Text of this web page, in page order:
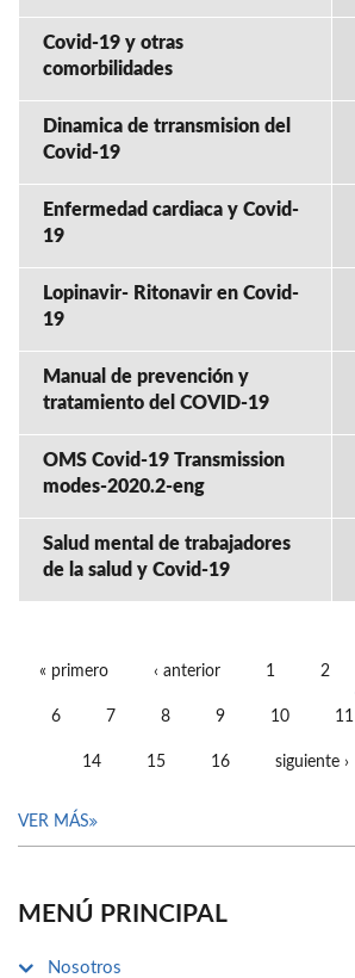
Covid-19 y otras
comorbilidades
Dinamica de trransmision del
Covid-19
Enfermedad cardiaca y Covid-
19
Lopinavir- Ritonavir en Covid-
19
Manual de prevención y
tratamiento del COVID-19
OMS Covid-19 Transmission
modes-2020.2-eng
Salud mental de trabajadores
de la salud y Covid-19
« primero ‹ anterior 1 2
6 7 8 9 10 11
14 15 16 siguiente ›
VER MÁS
MENÚ PRINCIPAL
Nosotros